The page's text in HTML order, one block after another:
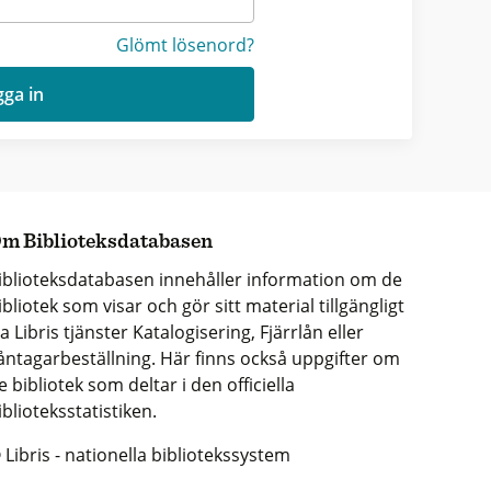
Glömt lösenord?
in
Biblioteksdatabasen
innehåller information om de
som visar och gör sitt material tillgängligt
Libris tjänster Katalogisering, Fjärrlån eller
Här finns också uppgifter om
bibliotek som deltar i den officiella
- nationella bibliotekssystem